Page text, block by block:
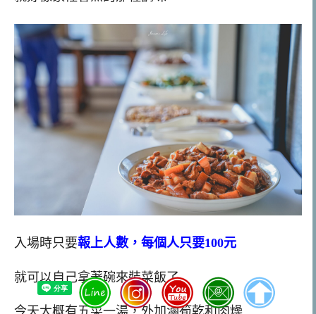
入場時只要報上人數，每個人只要100元
就可以自己拿著碗來裝菜飯了